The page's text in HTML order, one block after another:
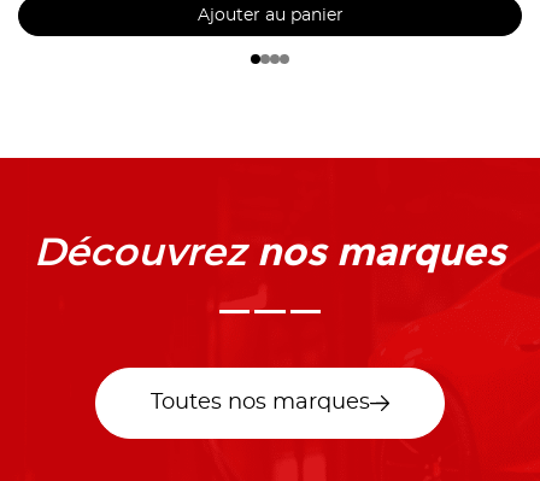
Ajouter au panier
Découvrez nos marques
Toutes nos marques